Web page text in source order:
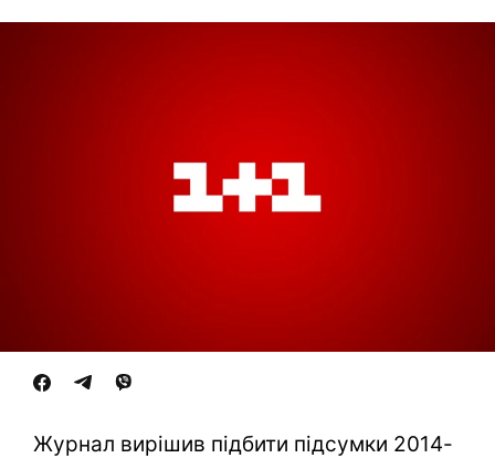
Журнал вирішив підбити підсумки 2014-